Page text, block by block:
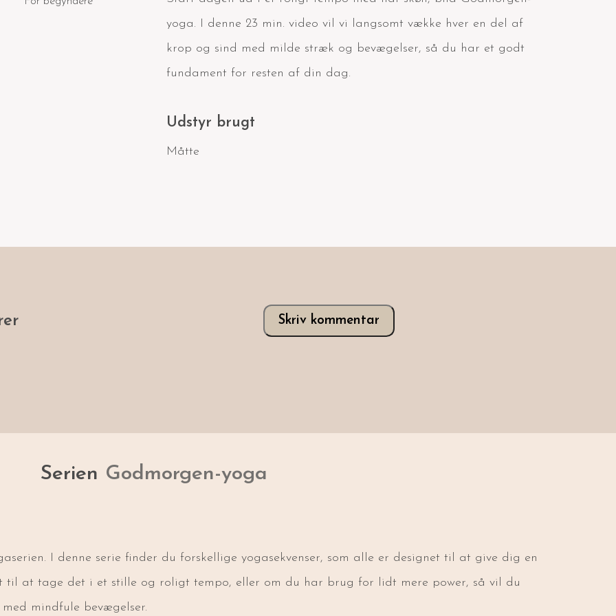
yoga. I denne 23 min. video vil vi langsomt vække hver en del af
krop og sind med milde stræk og bevægelser, så du har et godt
fundament for resten af din dag.
Udstyr brugt
Måtte
Skriv kommentar
Serien Godmorgen-yoga
I denne serie finder du forskellige yogasekvenser, som alle er designet til at give dig en
til at tage det i et stille og roligt tempo, eller om du har brug for lidt mere power, så vil du
mindfule bevægelser.